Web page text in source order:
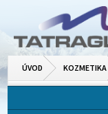
ÚVOD KOZMETIKA